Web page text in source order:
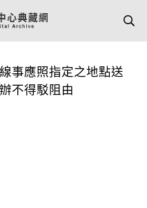
事應照指定之地點送
不得駁阻由